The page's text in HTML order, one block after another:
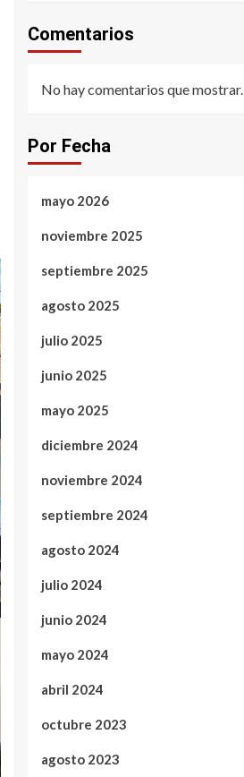
Comentarios
No hay comentarios que mostrar.
Por Fecha
mayo 2026
noviembre 2025
septiembre 2025
agosto 2025
julio 2025
junio 2025
mayo 2025
diciembre 2024
noviembre 2024
septiembre 2024
agosto 2024
julio 2024
junio 2024
mayo 2024
abril 2024
octubre 2023
agosto 2023